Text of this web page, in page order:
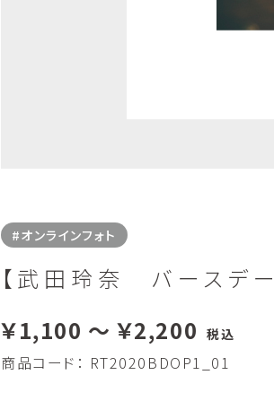
#オンラインフォト
【武田玲奈 バース
￥1,100 ～ ￥2,200
税込
商品コード： RT2020BDOP1_01